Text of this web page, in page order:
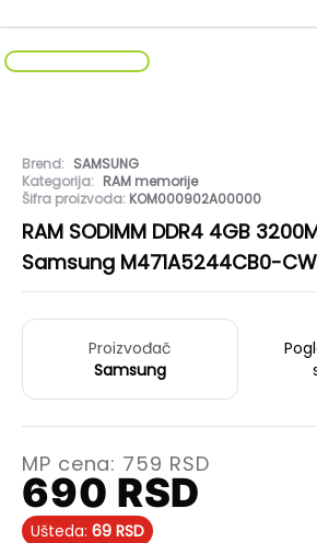
Brend: SAMSUNG
Kategorija: RAM memorije
Šifra proizvoda: KOM000902A00000
RAM SODIMM DDR4 4GB
Samsung M471A5244CB0-
Proizvođač
Samsung
MP cena: 759 RSD
690 RSD
Ušteda: 69 RSD